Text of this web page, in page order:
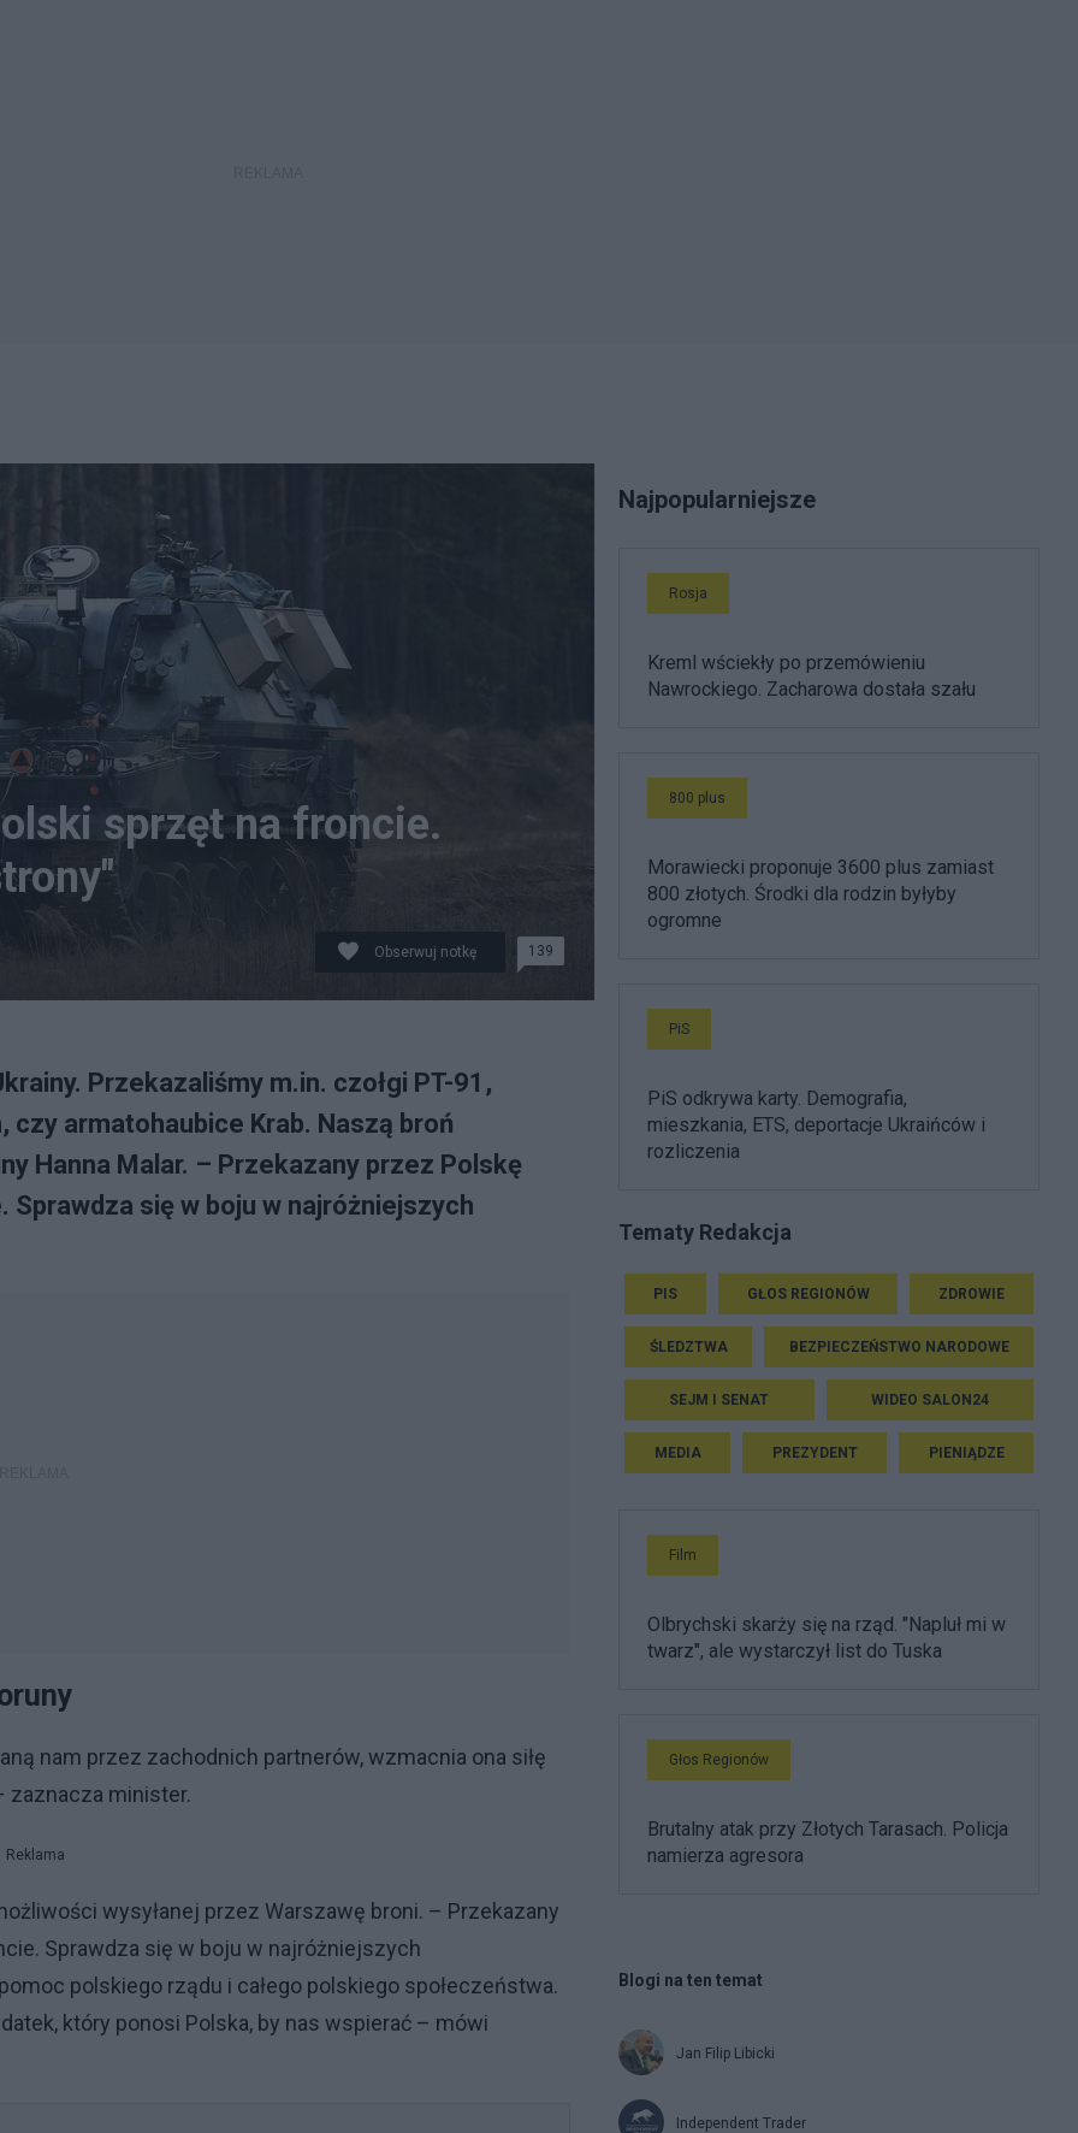
sprzęt na froncie.
Obserwuj notkę 139
Przekazaliśmy m.in. czołgi PT-91,
czy armatohaubice Krab. Naszą broń
Hanna Malar. – Przekazany przez Polskę
się w boju w najróżniejszych
nam przez zachodnich partnerów, wzmacnia ona siłę
zaznacza minister.
Reklama
wysyłanej przez Warszawę broni. – Przekazany
Sprawdza się w boju w najróżniejszych
polskiego rządu i całego polskiego społeczeństwa.
który ponosi Polska, by nas wspierać – mówi
Najpopularniejsze
Rosja
Kreml wściekły po przemówieniu
Nawrockiego. Zacharowa dostała szału
800 plus
Morawiecki proponuje 3600 plus zamiast
800 złotych. Środki dla rodzin byłyby
ogromne
PiS
PiS odkrywa karty. Demografia,
mieszkania, ETS, deportacje Ukraińców i
rozliczenia
Tematy Redakcja
PIS GŁOS REGIONÓW ZDROWIE
ŚLEDZTWA BEZPIECZEŃSTWO NARODOWE
SEJM I SENAT WIDEO SALON24
MEDIA PREZYDENT PIENIĄDZE
Film
Olbrychski skarży się na rząd. "Napluł mi w
twarz", ale wystarczył list do Tuska
Głos Regionów
Brutalny atak przy Złotych Tarasach. Policja
namierza agresora
Blogi na ten temat
Jan Filip Libicki
Independent Trader